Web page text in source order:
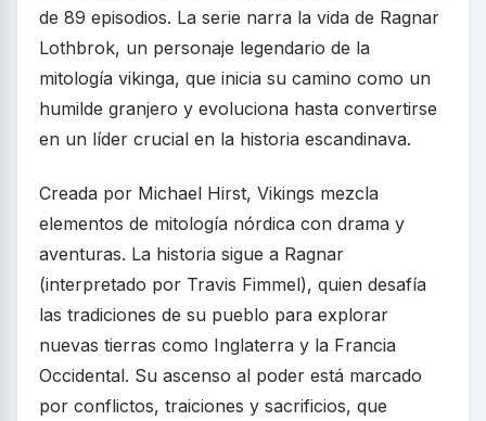
de 89 episodios. La serie narra la vida de Ragnar
Lothbrok, un personaje legendario de la
mitología vikinga, que inicia su camino como un
humilde granjero y evoluciona hasta convertirse
en un líder crucial en la historia escandinava.
Creada por Michael Hirst, Vikings mezcla
elementos de mitología nórdica con drama y
aventuras. La historia sigue a Ragnar
(interpretado por Travis Fimmel), quien desafía
las tradiciones de su pueblo para explorar
nuevas tierras como Inglaterra y la Francia
Occidental. Su ascenso al poder está marcado
por conflictos, traiciones y sacrificios, que